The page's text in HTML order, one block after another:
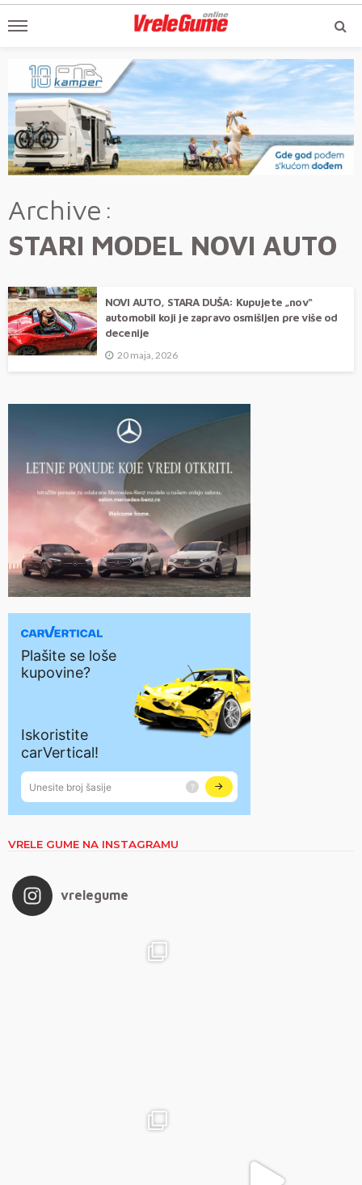
Archive
STARI MODEL NOVI AUTO
NOVI AUTO, STARA DUŠA: Kupujete „nov“
automobil koji je zapravo osmišljen pre više od
decenije
20 maja, 2026
VRELE GUME NA INSTAGRAMU
vrelegume